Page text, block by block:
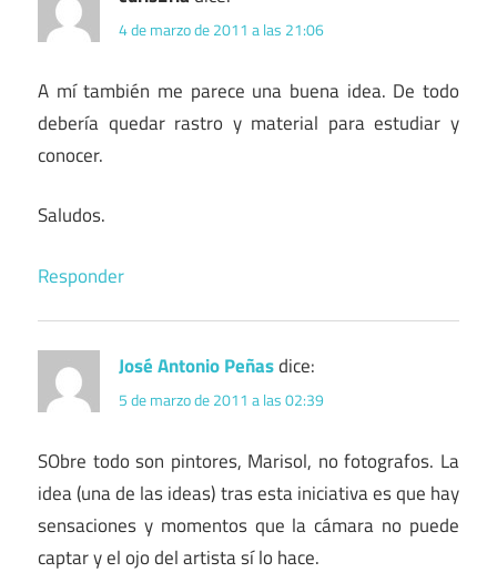
4 de marzo de 2011 a las 21:06
A mí también me parece una buena idea. De todo
debería quedar rastro y material para estudiar y
conocer.
Saludos.
Responder
José Antonio Peñasdice:
5 de marzo de 2011 a las 02:39
SObre todo son pintores, Marisol, no fotografos. La
idea (una de las ideas) tras esta iniciativa es que hay
sensaciones y momentos que la cámara no puede
captar y el ojo del artista sí lo hace.